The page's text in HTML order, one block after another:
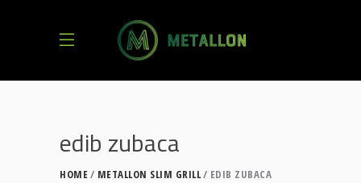
edib zubaca
HOME METALLON SLIM GRILL EDIB ZUBACA